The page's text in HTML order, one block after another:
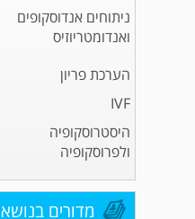
ניתוחים אנדוסקופים
ואנדומטריוזיס
הערכת פריון
IVF
היסטרוסקופיה
ולפרוסקופיה
מדורים בנושא